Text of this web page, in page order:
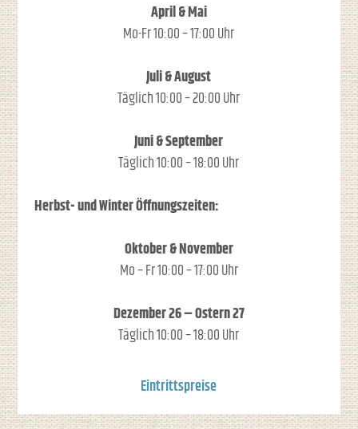
April & Mai
Mo-Fr 10:00 – 17:00 Uhr
Juli & August
Täglich 10:00 – 20:00 Uhr
Juni & September
Täglich 10:00 – 18:00 Uhr
Herbst- und Winter Öffnungszeiten:
Oktober & November
Mo – Fr 10:00 – 17:00 Uhr
Dezember 26 – Ostern 27
Täglich 10:00 – 18:00 Uhr
Eintrittspreise